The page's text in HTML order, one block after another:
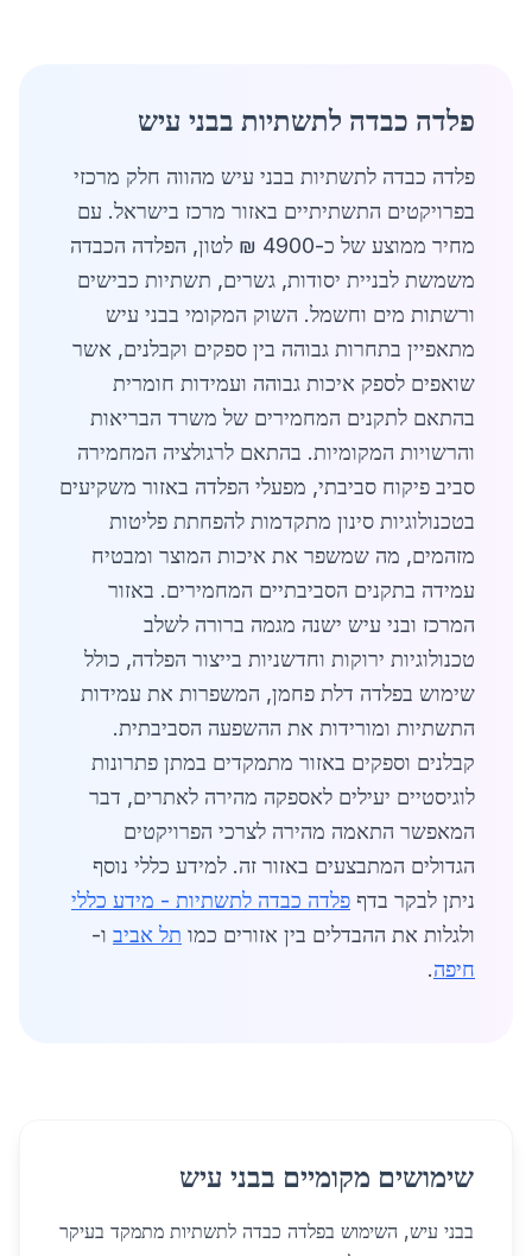
פלדה כבדה לתשתיות בבני עיש
פלדה כבדה לתשתיות בבני עיש מהווה חלק מרכזי
בפרויקטים התשתיתיים באזור מרכז בישראל. עם
מחיר ממוצע של כ-4900 ₪ לטון, הפלדה הכבדה
משמשת לבניית יסודות, גשרים, תשתיות כבישים
ורשתות מים וחשמל. השוק המקומי בבני עיש
מתאפיין בתחרות גבוהה בין ספקים וקבלנים, אשר
שואפים לספק איכות גבוהה ועמידות חומרית
בהתאם לתקנים המחמירים של משרד הבריאות
והרשויות המקומיות. בהתאם לרגולציה המחמירה
סביב פיקוח סביבתי, מפעלי הפלדה באזור משקיעים
בטכנולוגיות סינון מתקדמות להפחתת פליטות
מזהמים, מה שמשפר את איכות המוצר ומבטיח
עמידה בתקנים הסביבתיים המחמירים. באזור
המרכז ובני עיש ישנה מגמה ברורה לשלב
טכנולוגיות ירוקות וחדשניות בייצור הפלדה, כולל
שימוש בפלדה דלת פחמן, המשפרות את עמידות
התשתיות ומורידות את ההשפעה הסביבתית.
קבלנים וספקים באזור מתמקדים במתן פתרונות
לוגיסטיים יעילים לאספקה מהירה לאתרים, דבר
המאפשר התאמה מהירה לצרכי הפרויקטים
הגדולים המתבצעים באזור זה. למידע כללי נוסף
ניתן לבקר בדף פלדה כבדה לתשתיות - מידע כללי
ולגלות את ההבדלים בין אזורים כמו תל אביב ו-
חיפה.
שימושים מקומיים בבני עיש
בבני עיש, השימוש בפלדה כבדה לתשתיות מתמקד בעיקר